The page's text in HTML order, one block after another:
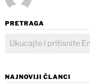
PRETRAGA
NAJNOVIJI ČLANCI